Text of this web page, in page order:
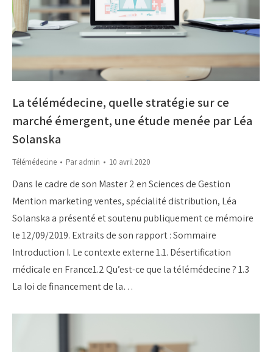
La télémédecine, quelle stratégie sur ce
marché émergent, une étude menée par Léa
Solanska
Télémédecine Paradmin 10 avril 2020
Dans le cadre de son Master 2 en Sciences de Gestion
Mention marketing ventes, spécialité distribution, Léa
Solanska a présenté et soutenu publiquement ce mémoire
le 12/09/2019. Extraits de son rapport : Sommaire
Introduction I. Le contexte externe 1.1. Désertification
médicale en France1.2 Qu’est-ce que la télémédecine ? 1.3
La loi de financement de la…